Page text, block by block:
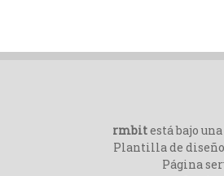
rmbitestá bajo una
Plantilla de
Página